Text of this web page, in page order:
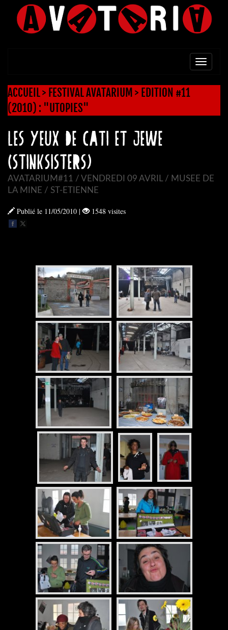
ACCUEIL> FESTIVAL AVATARIUM > EDITION #11
(2010) : "UTOPIES"
LES YEUX DE CATI ET JEWE
(STINKSISTERS)
AVATARIUM#11 / VENDREDI 09 AVRIL / MUSEE DE
LA MINE / ST-ETIENNE
Publié le 11/05/2010 | 1548 visites